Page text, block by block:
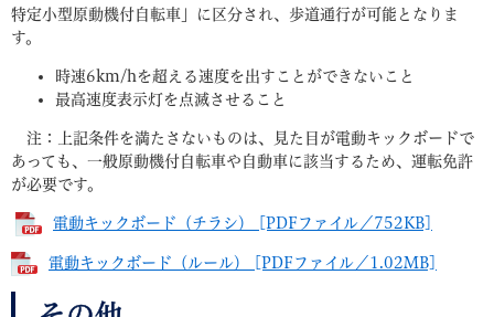
特定小型原動機付自転車」に区分され、歩道通行が可能となりま
す。
時速6km/hを超える速度を出すことができないこと
最高速度表示灯を点滅させること
注：上記条件を満たさないものは、見た目が電動キックボードで
あっても、一般原動機付自転車や自動車に該当するため、運転免許
が必要です。
電動キックボード（チラシ） [PDFファイル／752KB]
電動キックボード（ルール） [PDFファイル／1.02MB]